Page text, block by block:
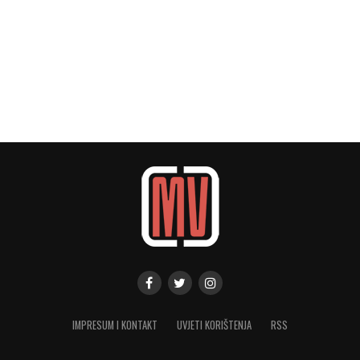
IMPRESUM I KONTAKT UVJETI KORIŠTENJA RSS